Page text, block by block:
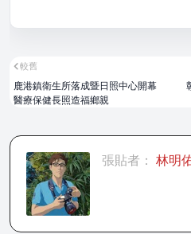
較舊
鹿港鎮衛生所落成暨日照中心開幕
醫療保健長照造福鄉親
張貼者： 林明